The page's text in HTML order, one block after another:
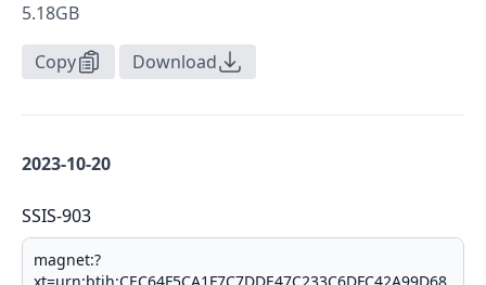
5.18GB
Copy Download
2023-10-20
SSIS-903